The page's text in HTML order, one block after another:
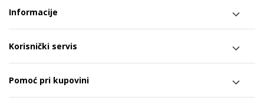
Informacije
Korisnički servis
Pomoć pri kupovini